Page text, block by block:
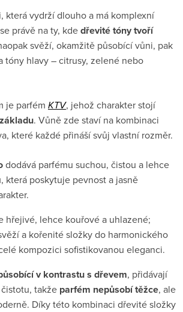
která vydrží dlouho a má komplexní
právě na ty, kdedřevité tóny tvoří
svěží, okamžitě působící vůni, pak
tóny hlavy – citrusy, zelené nebo
je parfém KTV, jehož charakter stojí
. Vůně zde staví na kombinaci
které každé přináší svůj vlastní rozměr.
dodává parfému suchou, čistou a lehce
která poskytuje pevnost a jasně
hřejivé, lehce kouřové a uhlazené;
a kořenité složky do harmonického
kompozici sofistikovanou eleganci.
v kontrastu s dřevem, přidávají
takže parfém nepůsobí těžce, ale
Díky této kombinaci dřevité složky